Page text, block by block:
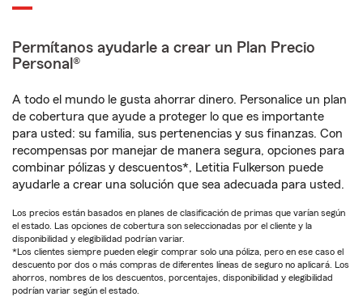
Permítanos ayudarle a crear un Plan Precio
Personal®
A todo el mundo le gusta ahorrar dinero. Personalice un plan
de cobertura que ayude a proteger lo que es importante
para usted: su familia, sus pertenencias y sus finanzas. Con
recompensas por manejar de manera segura, opciones para
combinar pólizas y descuentos*, Letitia Fulkerson puede
ayudarle a crear una solución que sea adecuada para usted.
Los precios están basados en planes de clasificación de primas que varían según
el estado. Las opciones de cobertura son seleccionadas por el cliente y la
disponibilidad y elegibilidad podrían variar.
*Los clientes siempre pueden elegir comprar solo una póliza, pero en ese caso el
descuento por dos o más compras de diferentes líneas de seguro no aplicará. Los
ahorros, nombres de los descuentos, porcentajes, disponibilidad y elegibilidad
podrían variar según el estado.